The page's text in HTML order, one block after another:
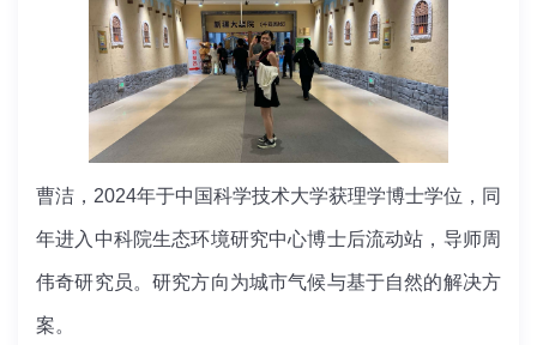
曹洁，2024年于中国科学技术大学获理学博士学位，同
年进入中科院生态环境研究中心博士后流动站，导师周
伟奇研究员。研究方向为城市气候与基于自然的解决方
案。